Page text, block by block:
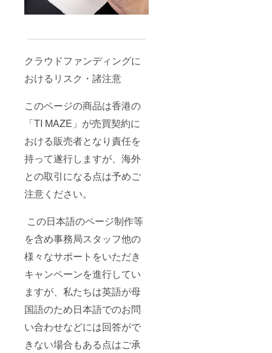
クラウドファンディングに
おけるリスク・諸注意
このページの商品は香港の
「TI MAZE」が売買契約に
おける販売者となり責任を
持って遂行しますが、海外
との取引になる点は予めご
注意ください。
この日本語のページ制作等
を含め事務局スタッフ他の
様々なサポートをいただき
キャンペーンを進行してい
ますが、私たちは英語が母
国語のため日本語でのお問
い合わせなどには回答がで
きない場合もある点はご承